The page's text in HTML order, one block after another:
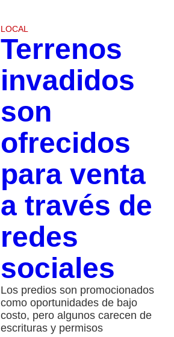
LOCAL
Terrenos
invadidos
son
ofrecidos
para venta
a través de
redes
sociales
Los predios son promocionados
como oportunidades de bajo
costo, pero algunos carecen de
escrituras y permisos